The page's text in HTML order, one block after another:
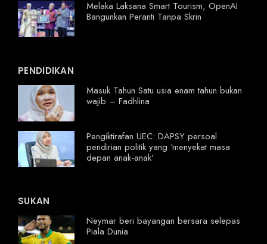
Melaka Laksana Smart Tourism, OpenAI
Bangunkan Peranti Tanpa Skrin
PENDIDIKAN
Masuk Tahun Satu usia enam tahun bukan
wajib – Fadhlina
Pengiktirafan UEC: DAPSY persoal
pendirian politik yang ‘menyekat masa
depan anak-anak’
SUKAN
Neymar beri bayangan bersara selepas
Piala Dunia